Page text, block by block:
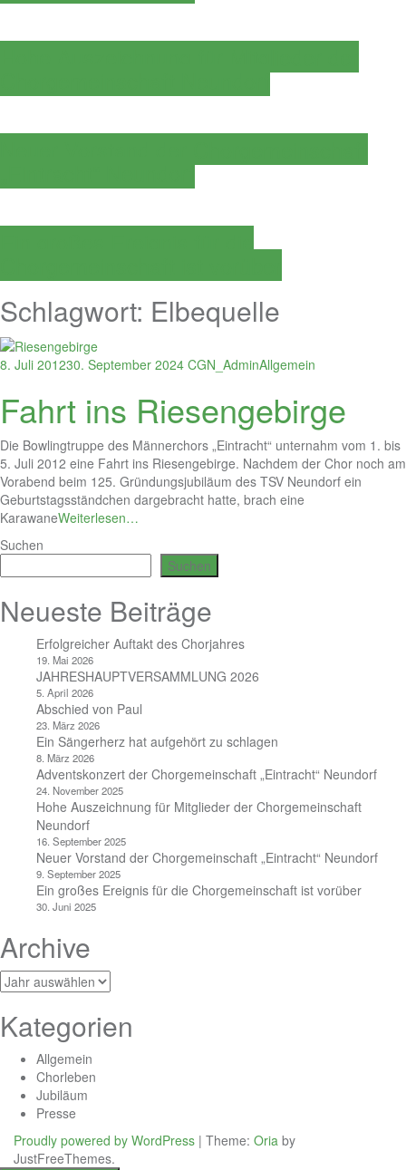
Schlagwort: Elbequelle
8. Juli 201230. September 2024 CGN_AdminAllgemein
Fahrt ins Riesengebirge
Die Bowlingtruppe des Männerchors „Eintracht“ unternahm vom 1. bis
5. Juli 2012 eine Fahrt ins Riesengebirge. Nachdem der Chor noch am
Vorabend beim 125. Gründungsjubiläum des TSV Neundorf ein
Geburtstagsständchen dargebracht hatte, brach eine
KarawaneWeiterlesen…
Suchen
Suchen
Neueste Beiträge
Erfolgreicher Auftakt des Chorjahres
19. Mai 2026
JAHRESHAUPTVERSAMMLUNG 2026
5. April 2026
Abschied von Paul
23. März 2026
Ein Sängerherz hat aufgehört zu schlagen
8. März 2026
Adventskonzert der Chorgemeinschaft „Eintracht“ Neundorf
24. November 2025
Hohe Auszeichnung für Mitglieder der Chorgemeinschaft
Neundorf
16. September 2025
Neuer Vorstand der Chorgemeinschaft „Eintracht“ Neundorf
9. September 2025
Ein großes Ereignis für die Chorgemeinschaft ist vorüber
30. Juni 2025
Archive
Archiv
Kategorien
Allgemein
Chorleben
Jubiläum
Presse
Proudly powered by WordPress | Theme: Oria by
JustFreeThemes.